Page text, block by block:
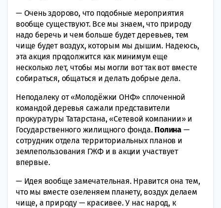
— Очень здорово, что подобные мероприятия
вообще существуют. Все мы знаем, что природу
надо беречь и чем больше будет деревьев, тем
чище будет воздух, которым мы дышим. Надеюсь,
эта акция продолжится как минимум еще
несколько лет, чтобы мы могли вот так вот вместе
собираться, общаться и делать добрые дела.
Неподалеку от «Молодёжки ОНФ» сплоченной
командой деревья сажали представители
прокуратуры Татарстана, «Сетевой компании» и
Государственного жилищного фонда. Полина —
сотрудник отдела территориальных планов и
землепользования ГЖФ и в акции участвует
впервые.
— Идея вообще замечательная. Нравится она тем,
что мы вместе озеленяем планету, воздух делаем
чище, а природу — красивее. У нас народ, к